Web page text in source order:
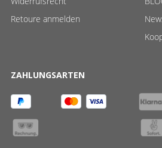
Retoure anmelden
ZAHLUNGSARTEN